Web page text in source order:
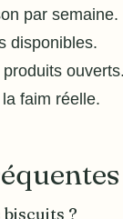
par semaine.
disponibles.
ouverts.
faim réelle.
?